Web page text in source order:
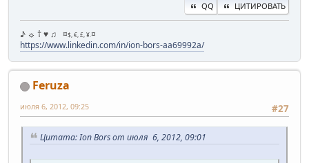
QQ ЦИТИРОВАТЬ
♪ ☼ † ♥ ♫ ¤$, €, £, ¥.¤
https://www.linkedin.com/in/ion-bors-aa69992a/
Feruza
#27
июля 6, 2012, 09:25
Цитата: Ion Bors от июля 6, 2012, 09:01